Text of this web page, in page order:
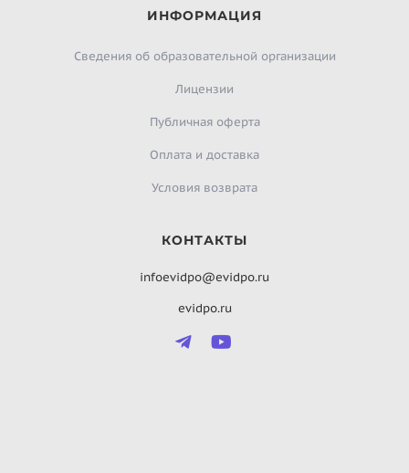
ИНФОРМАЦИЯ
Сведения об образовательной организации
Лицензии
Публичная оферта
Оплата и доставка
Условия возврата
КОНТАКТЫ
infoevidpo@evidpo.ru
evidpo.ru